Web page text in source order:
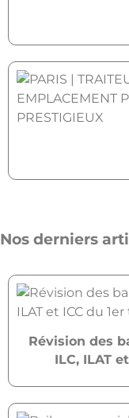
Nos derniers
Révision des
ILC, ILAT